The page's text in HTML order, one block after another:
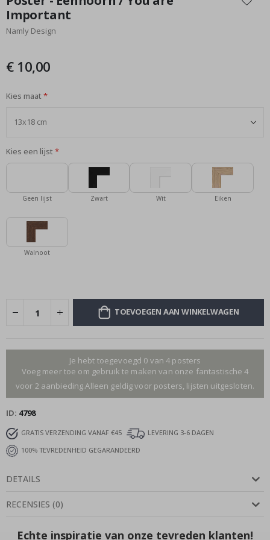
het
begin
van
gallerij
Important
Namly Design
€ 10,00
Kies maat
Kies een lijst
Geen lijst Zwart Wit Eiken
Walnoot
TOEVOEGEN AAN WINKELWAGEN
Je hebt toegevoegd 0 van 4 posters
Voeg meer toe om gebruik te maken van onze fantastische 4
voor 2 aanbieding.Alleen geldig voor posters, lijsten uitgesloten.
ID 4798
GRATIS VERZENDING VANAF €45
LEVERING 3-6 DAGEN
100% TEVREDENHEID GEGARANDEERD
DETAILS
RECENSIES (0)
Echte inspiratie van onze tevreden klanten!